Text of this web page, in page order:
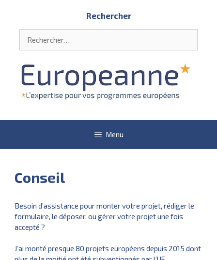
Rechercher
Menu
Conseil
Besoin d’assistance pour monter votre projet, rédiger le
formulaire, le déposer, ou gérer votre projet une fois
accepté ?
J’ai monté presque 80 projets européens depuis 2015 dont